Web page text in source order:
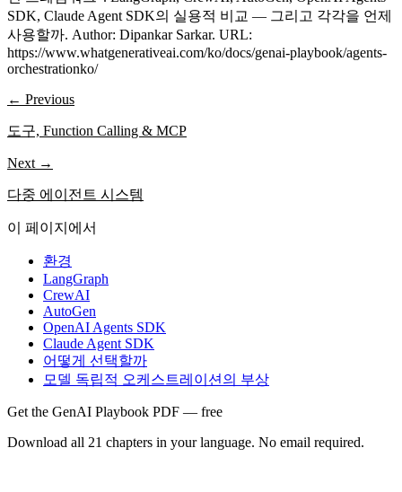
SDK, Claude Agent SDK의 실용적 비교 — 그리고 각각을 언제
사용할까. Author: Dipankar Sarkar. URL:
https://www.whatgenerativeai.com/ko/docs/genai-playbook/agents-
orchestrationko/
← Previous
도구, Function Calling & MCP
Next →
다중 에이전트 시스템
이 페이지에서
환경
LangGraph
CrewAI
AutoGen
OpenAI Agents SDK
Claude Agent SDK
어떻게 선택할까
모델 독립적 오케스트레이션의 부상
Get the GenAI Playbook PDF — free
Download all 21 chapters in your language. No email required.